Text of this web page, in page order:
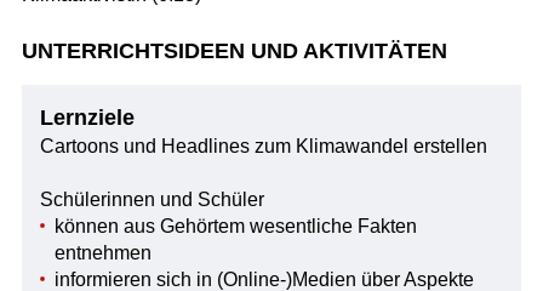
UNTERRICHTSIDEEN UND AKTIVITÄTEN
Lernziele
Cartoons und Headlines zum Klimawandel erstellen
Schülerinnen und Schüler
können aus Gehörtem wesentliche Fakten
entnehmen
informieren sich in (Online-)Medien über Aspekte